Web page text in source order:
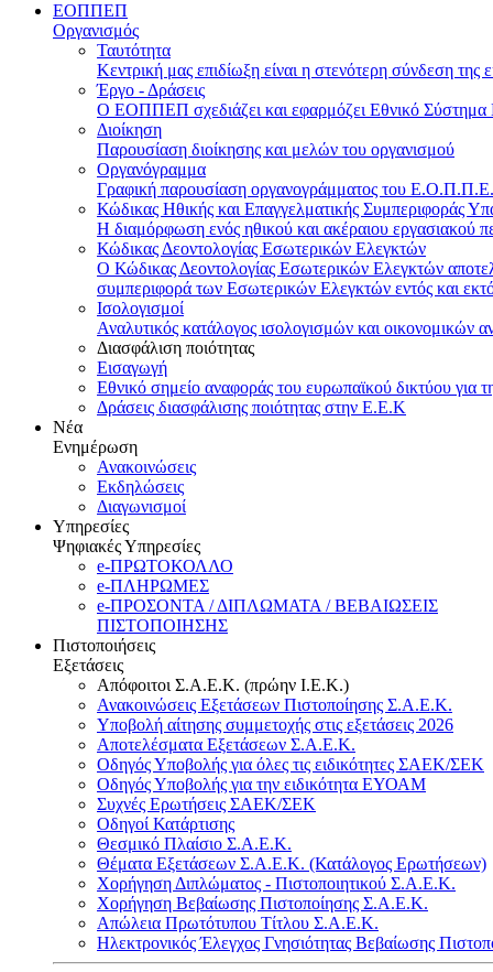
ΕΟΠΠΕΠ
Οργανισμός
Ταυτότητα
Κεντρική μας επιδίωξη είναι η στενότερη σύνδεση της
Έργο - Δράσεις
Ο ΕΟΠΠΕΠ σχεδιάζει και εφαρμόζει Eθνικό Σύστημα
Διοίκηση
Παρουσίαση διοίκησης και μελών του οργανισμού
Οργανόγραμμα
Γραφική παρουσίαση οργανογράμματος του
Κώδικας Ηθικής και Επαγγελματικής Συμπεριφοράς
Η διαμόρφωση ενός ηθικού και ακέραιου εργασιακού
Κώδικας Δεοντολογίας Εσωτερικών Ελεγκτών
Ο Κώδικας Δεοντολογίας Εσωτερικών Ελεγκτών
συμπεριφορά των Εσωτερικών Ελεγκτών εντός και
Ισολογισμοί
Αναλυτικός κατάλογος ισολογισμών και οικονομικών
Διασφάλιση ποιότητας
Εισαγωγή
Εθνικό σημείο αναφοράς του ευρωπαϊκού δικτύου για
Δράσεις διασφάλισης ποιότητας στην Ε.Ε.Κ
Νέα
Ενημέρωση
Ανακοινώσεις
Εκδηλώσεις
Διαγωνισμοί
Υπηρεσίες
Ψηφιακές Υπηρεσίες
e-ΠΡΩΤΟΚΟΛΛΟ
e-ΠΛΗΡΩΜΕΣ
e-ΠΡΟΣΟΝΤΑ / ΔΙΠΛΩΜΑΤΑ / ΒΕΒΑΙΩΣΕΙΣ
ΠΙΣΤΟΠΟΙΗΣΗΣ
Πιστοποιήσεις
Εξετάσεις
Απόφοιτοι Σ.Α.Ε.Κ. (πρώην Ι.Ε.Κ.)
Ανακοινώσεις Εξετάσεων Πιστοποίησης Σ.Α.Ε.Κ.
Υποβολή αίτησης συμμετοχής στις εξετάσεις 2026
Αποτελέσματα Εξετάσεων Σ.Α.Ε.Κ.
Οδηγός Υποβολής για όλες τις ειδικότητες ΣΑΕΚ/ΣΕΚ
Οδηγός Υποβολής για την ειδικότητα ΕΥΟΑΜ
Συχνές Ερωτήσεις ΣΑΕΚ/ΣΕΚ
Οδηγοί Κατάρτισης
Θεσμικό Πλαίσιο Σ.Α.Ε.Κ.
Θέματα Εξετάσεων Σ.Α.Ε.Κ. (Κατάλογος Ερωτήσεων)
Χορήγηση Διπλώματος - Πιστοποιητικού Σ.Α.Ε.Κ.
Χορήγηση Βεβαίωσης Πιστοποίησης Σ.Α.Ε.Κ.
Απώλεια Πρωτότυπου Τίτλου Σ.Α.Ε.Κ.
Ηλεκτρονικός Έλεγχος Γνησιότητας Βεβαίωσης